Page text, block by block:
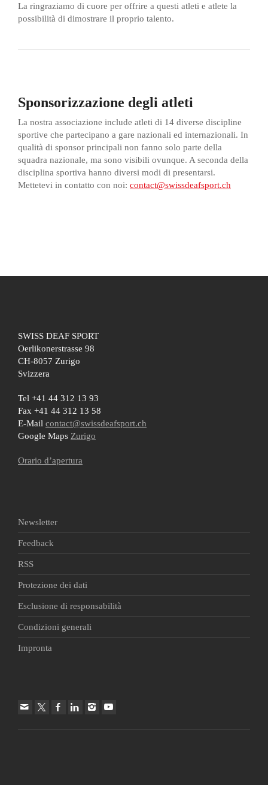
La ringraziamo di cuore per offrire a questi atleti e atlete la
possibilità di dimostrare il proprio talento.
Sponsorizzazione degli atleti
La nostra associazione include atleti di 14 diverse discipline
sportive che partecipano a gare nazionali ed internazionali. In
qualità di sponsor principali non fanno solo parte della
squadra nazionale, ma sono visibili ovunque. A seconda della
disciplina sportiva hanno diversi modi di presentarsi.
Mettetevi in contatto con noi: contact@swissdeafsport.ch
SWISS DEAF SPORT
Oerlikonerstrasse 98
CH-8057 Zurigo
Svizzera
Tel +41 44 312 13 93
Fax +41 44 312 13 58
E-Mail contact@swissdeafsport.ch
Google Maps Zurigo
Orario d’apertura
Newsletter
Feedback
RSS
Protezione dei dati
Esclusione di responsabilità
Condizioni generali
Impronta